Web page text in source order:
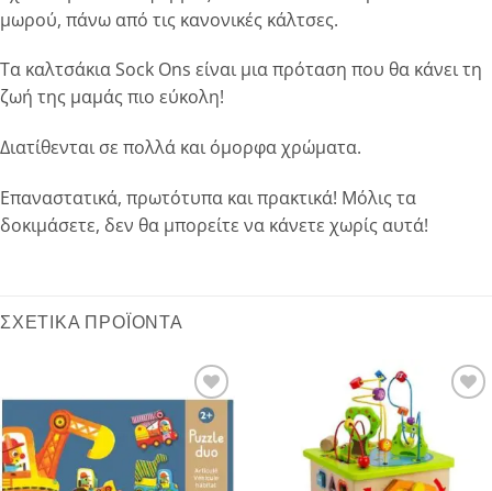
μωρού, πάνω από τις κανονικές κάλτσες.
Τα καλτσάκια Sock Ons είναι μια πρόταση που θα κάνει τη
ζωή της μαμάς πιο εύκολη!
Διατίθενται σε πολλά και όμορφα χρώματα.
Επαναστατικά, πρωτότυπα και πρακτικά! Μόλις τα
δοκιμάσετε, δεν θα μπορείτε να κάνετε χωρίς αυτά!
ΣΧΕΤΙΚΆ ΠΡΟΪΌΝΤΑ
Add to
wishlist